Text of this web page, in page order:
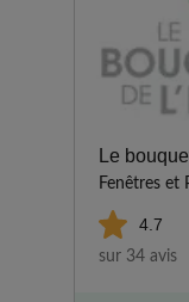
Le
Fenêtres et
4.7
sur 34 avis